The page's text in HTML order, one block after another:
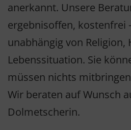
anerkannt. Unsere
ergebnisoffen, kostenfrei
unabhängig von
Lebenssituation. Sie
müssen nichts
Wir beraten auf Wunsch
Dolmetscherin.